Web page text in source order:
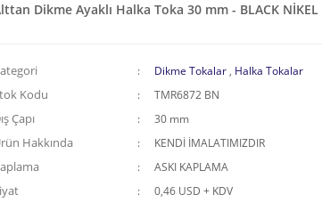
Dikme Ayaklı Halka Toka 30 mm - BLACK NİKEL
Dikme Tokalar , Halka Tokalar
Kodu TMR6872 BN
Çapı 30 mm
Hakkında KENDİ İMALATIMIZDIR
ASKI KAPLAMA
0,46 USD + KDV